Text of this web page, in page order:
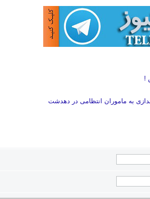
!
به ماموران انتظامی در دهدشت